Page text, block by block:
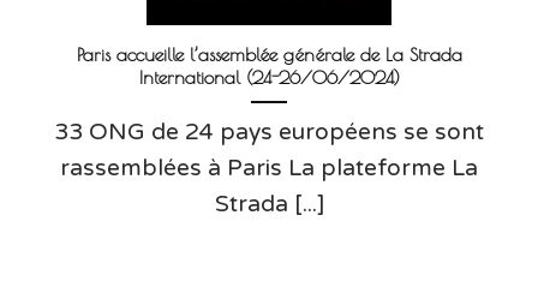
Paris accueille l’assemblée générale de La Strada
International (24-26/06/2024)
33 ONG de 24 pays européens se sont
rassemblées à Paris La plateforme La
Strada [...]